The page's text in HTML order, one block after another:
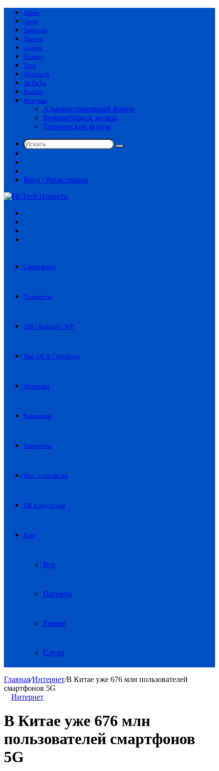
Apple
Oppo
Samsung
Xiaomi
Google
Huawei
Vivo
Microsoft
AnTuTu
Realme
Форумы
Административный форум
Компьютерное железо
Технический форум
Искать
статья
Вход / Регистрация
Смартфоны
Планшеты
iOS / Android / WP
Mac OS X / Windows
Интернет
Компании
Концепты
Нос. устройства
ПК и ноутбуки
Еще
Все
Патенты
Разное
Слухи
Главная/Интернет/В Китае уже 676 млн пользователей
смартфонов 5G
Интернет
В Китае уже 676 млн
пользователей смартфонов
5G